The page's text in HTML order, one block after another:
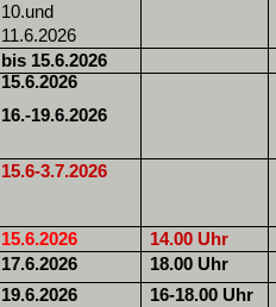
10.und
11.6.2026
bis 15.6.2026
15.6.2026
16.-19.6.2026
15.6-3.7.2026
15.6.2026
14.00 Uhr
17.6.2026
18.00 Uhr
19.6.2026
16-18.00 Uhr